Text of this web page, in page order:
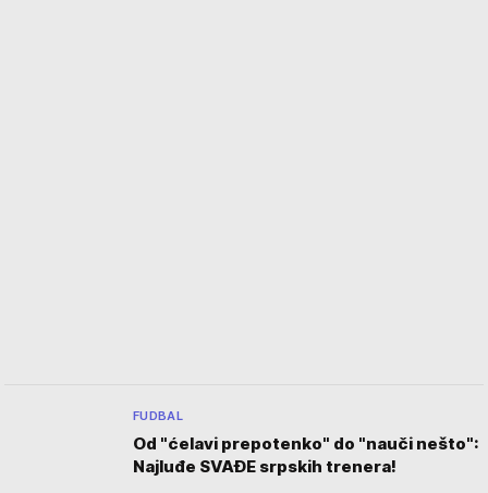
FUDBAL
Od "ćelavi prepotenko" do "nauči nešto":
Najluđe SVAĐE srpskih trenera!